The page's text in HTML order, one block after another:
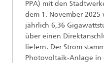
PPA) mit den
dem 1. November
jährlich 6,36
über einen
liefern. Der Strom
Photovoltaik-Anlage in